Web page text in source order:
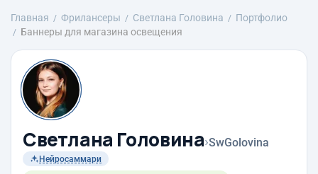
Главная Фрилансеры Светлана Головина
Портфолио
Баннеры для магазина освещения
Светлана Головина›SwGolovina
Нейросаммари